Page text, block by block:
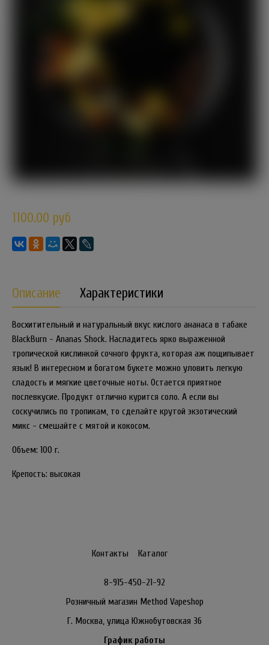
1100.00 руб
Описание Характеристики
Восхитительный и натуральный вкус кислого ананаса в табаке
BlackBurn - Ananas Shock. Насладитесь ярко выраженной
тропической кислинкой сочного фрукта, которая аж пощипывает
язык! В интересном и богатом букете можно уловить легкую
сладость и мягкие цветочные ноты. Остается приятное
послевкусие. Продукт отлично курится соло. А если вы
соскучились по тропикам, то сделайте крутой экзотический
микс - смешайте с мятой и кокосом.
Объем: 100 г.
Крепость: высокая
Контакты Каталог
8-915-450-21-92
Розничный магазин Method Vapeshop
Г. Москва, улица Южнобутовская 36
График работы